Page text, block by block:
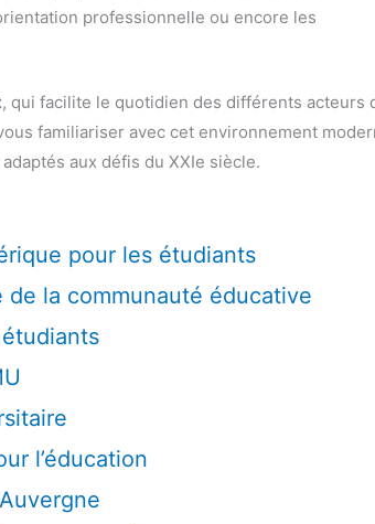
professionnelle ou encore les
, qui facilite le quotidien des différents acteurs
familiariser avec cet environnement
aux défis du XXIe siècle.
pour les étudiants
la communauté éducative
l’éducation